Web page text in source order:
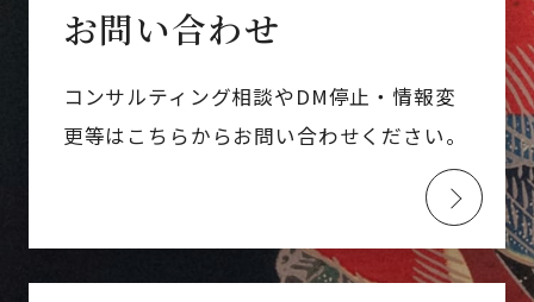
お問い合わせ
コンサルティング相談やDM停止・情報変
更等はこちらからお問い合わせください。